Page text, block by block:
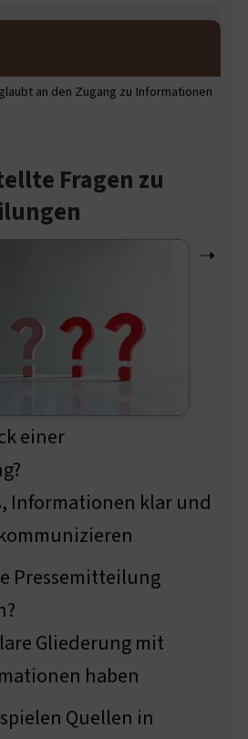
an den Zugang zu Informationen
Fragen zu
➝
einer
Informationen klar und
Pressemitteilung
Gliederung mit
haben
Quellen in